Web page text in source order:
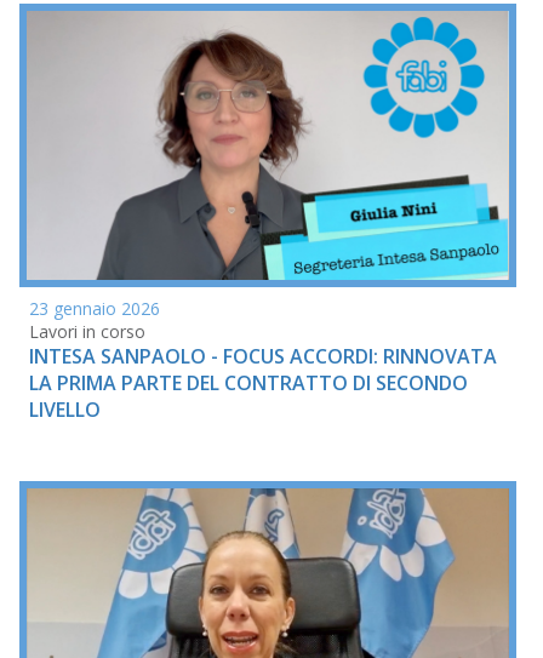
23 gennaio 2026
Lavori in corso
INTESA SANPAOLO - FOCUS ACCORDI: RINNOVATA
LA PRIMA PARTE DEL CONTRATTO DI SECONDO
LIVELLO